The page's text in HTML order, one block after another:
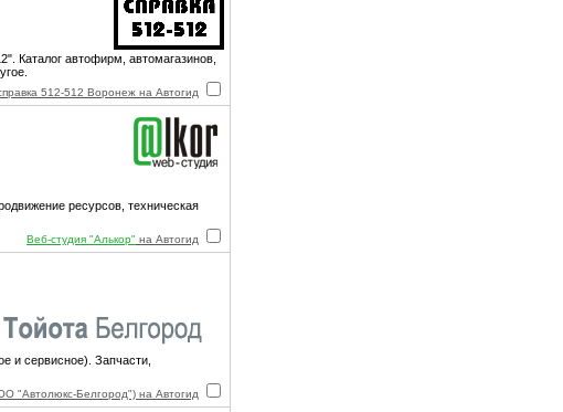
Каталог автофирм, автомагазинов,
512-512 Воронеж на Автогид
ресурсов, техническая
Веб-студия "Алькор" на Автогид
и сервисное). Запчасти,
"Автолюкс-Белгород") на Автогид